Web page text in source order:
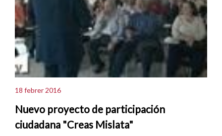
18 febrer 2016
Nuevo proyecto de participación
ciudadana "Creas Mislata"